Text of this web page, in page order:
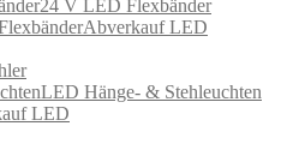
24 V LED Flexbänder
Abverkauf LED
LED Hänge- & Stehleuchten
LED